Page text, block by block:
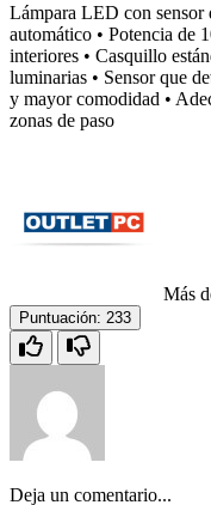
Lámpara LED con sensor
automático • Potencia de
interiores • Casquillo
luminarias • Sensor que
y mayor comodidad •
zonas de paso
Más
Puntuación: 233
Deja un comentario...